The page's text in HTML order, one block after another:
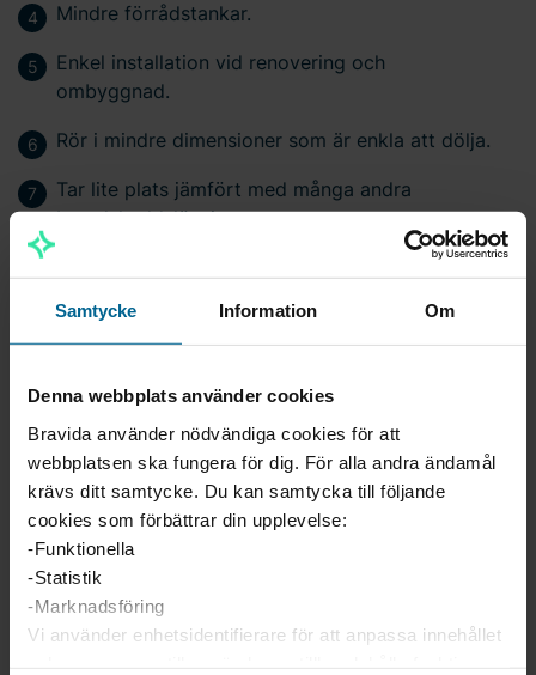
Samtycke Information Om
Denna webbplats använder cookies
Bravida använder nödvändiga cookies för att
webbplatsen ska fungera för dig. För alla andra ändamål
krävs ditt samtycke. Du kan samtycka till följande
cookies som förbättrar din upplevelse:
-Funktionella
-Statistik
-Marknadsföring
Vi använder enhetsidentifierare för att anpassa innehållet
Mindre förrådstankar.
Enkel installation vid renovering och
ombyggnad.
Rör i mindre dimensioner som är enkla att dölja.
Tar lite plats jämfört med många andra
brandskyddslösningar.
Ett säkert och effektivt brandskydd.
För att kunna ta del av det här materialet så
behöver du godkänna användande av
cookies.